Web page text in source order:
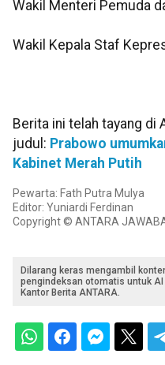
Wakil Menteri Pemuda
Wakil Kepala Staf
Berita ini telah tayang di
judul: Prabowo
Kabinet Merah Putih
Pewarta: Fath Putra Mulya
Editor: Yuniardi Ferdinan
Copyright © ANTARA
Dilarang keras mengambil
pengindeksan otomatis untuk
Kantor Berita ANTARA.